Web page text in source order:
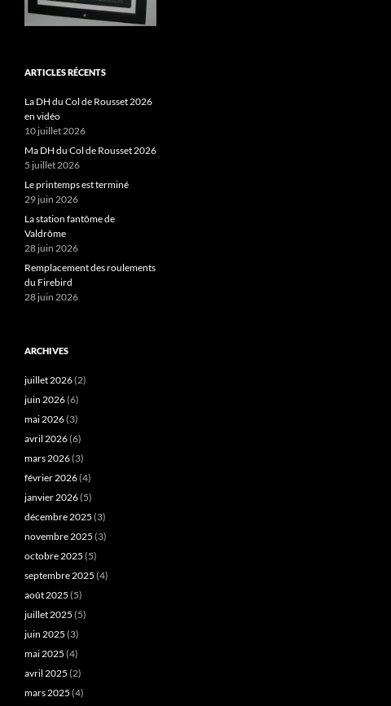
ARTICLES RÉCENTS
La DH du Col de Rousset 2026
en vidéo
10 juillet 2026
Ma DH du Col de Rousset 2026
5 juillet 2026
Le printemps est terminé
29 juin 2026
La station fantôme de
Valdrôme
28 juin 2026
Remplacement des roulements
du Firebird
28 juin 2026
ARCHIVES
juillet 2026(2)
juin 2026(6)
mai 2026(3)
avril 2026(6)
mars 2026(3)
février 2026(4)
janvier 2026(5)
décembre 2025 (3)
novembre 2025 (3)
octobre 2025 (5)
septembre 2025 (4)
août 2025 (5)
juillet 2025 (5)
juin 2025 (3)
mai 2025 (4)
avril 2025 (2)
mars 2025 (4)